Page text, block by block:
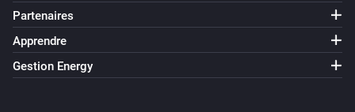
Microwave Oven
Failure Message Updated
Partenaires
Apprendre
Gestion Energy